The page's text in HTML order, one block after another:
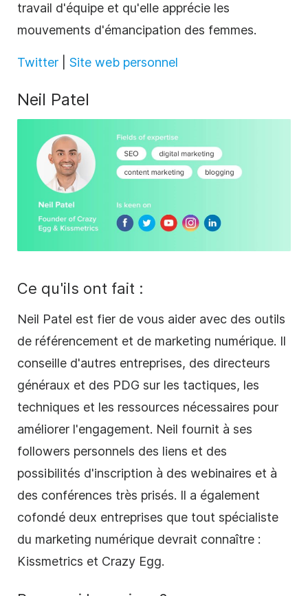
travail d'équipe et qu'elle apprécie les
mouvements d'émancipation des femmes.
Twitter Site web personnel
Neil Patel
Ce qu'ils ont fait :
Neil Patel est fier de vous aider avec des outils
de référencement et de marketing numérique. Il
conseille d'autres entreprises, des directeurs
généraux et des PDG sur les tactiques, les
techniques et les ressources nécessaires pour
améliorer l'engagement. Neil fournit à ses
followers personnels des liens et des
possibilités d'inscription à des webinaires et à
des conférences très prisés. Il a également
cofondé deux entreprises que tout spécialiste
du marketing numérique devrait connaître :
Kissmetrics et Crazy Egg.